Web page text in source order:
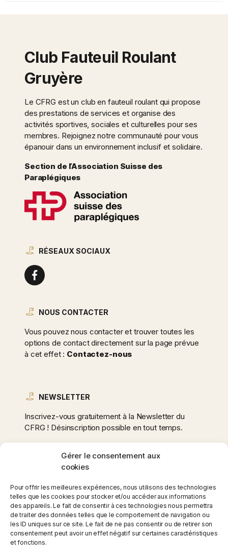
Gérer le consentement aux
cookies
Pour offrir les meilleures expériences, nous utilisons des technologies
telles que les cookies pour stocker et/ou accéder aux informations
des appareils. Le fait de consentir à ces technologies nous permettra
de traiter des données telles que le comportement de navigation ou
les ID uniques sur ce site. Le fait de ne pas consentir ou de retirer son
consentement peut avoir un effet négatif sur certaines caractéristiques
et fonctions.
Club Fauteuil Roulant
Gruyère
Le CFRG est un club en fauteuil roulant qui propose
des prestations de services et organise des
activités sportives, sociales et culturelles pour ses
membres. Rejoignez notre communauté pour vous
épanouir dans un environnement inclusif et solidaire.
Section de l’Association Suisse des
Paraplégiques
RÉSEAUX SOCIAUX
NOUS CONTACTER
Vous pouvez nous contacter et trouver toutes les
options de contact directement sur la page prévue
à cet effet : Contactez-nous
NEWSLETTER
Inscrivez-vous gratuitement à la Newsletter du
CFRG ! Désinscription possible en tout temps.
e-
mail
*